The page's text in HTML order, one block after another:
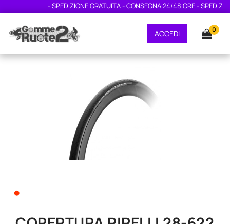
- SPEDIZIONE GRATUITA - CONSEGNA 24/48 ORE -
ACCEDI 0
•